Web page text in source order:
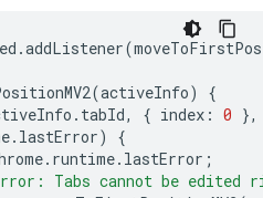
.addListener(
(activeInfo)
{
. tabId, { index : 0 },
. lastError)
{
. runtime. lastError ;
Tabs cannot be edited